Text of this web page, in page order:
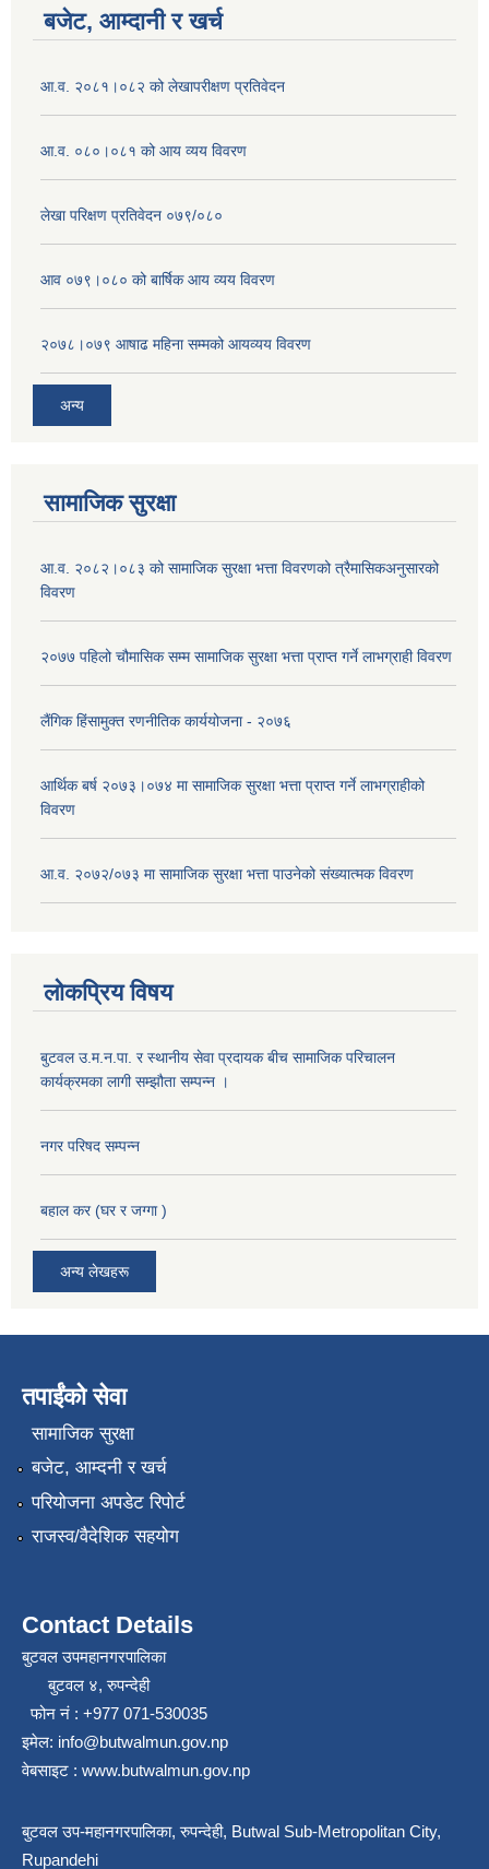
बजेट, आम्दानी र खर्च
आ.व. २०८१।०८२ को लेखापरीक्षण प्रतिवेदन
आ.व. ०८०।०८१ को आय व्यय विवरण
लेखा परिक्षण प्रतिवेदन ०७९/०८०
आव ०७९।०८० को बार्षिक आय व्यय विवरण
२०७८।०७९ आषाढ महिना सम्मको आयव्यय विवरण
अन्य
सामाजिक सुरक्षा
आ.व. २०८२।०८३ को सामाजिक सुरक्षा भत्ता विवरणको त्रैमासिकअनुसारको
विवरण
२०७७ पहिलो चौमासिक सम्म सामाजिक सुरक्षा भत्ता प्राप्त गर्ने लाभग्राही विवरण
लैंगिक हिंसामुक्त रणनीतिक कार्ययोजना - २०७६
आर्थिक बर्ष २०७३।०७४ मा सामाजिक सुरक्षा भत्ता प्राप्त गर्ने लाभग्राहीको
विवरण
आ.व. २०७२/०७३ मा सामाजिक सुरक्षा भत्ता पाउनेको संख्यात्मक विवरण
लोकप्रिय विषय
बुटवल उ.म.न.पा. र स्थानीय सेवा प्रदायक बीच सामाजिक परिचालन
कार्यक्रमका लागी सम्झौता सम्पन्न ।
नगर परिषद सम्पन्न
बहाल कर (घर र जग्गा )
अन्य लेखहरू
तपाईंको सेवा
सामाजिक सुरक्षा
बजेट, आम्दनी र खर्च
परियोजना अपडेट रिपोर्ट
राजस्व/वैदेशिक सहयोग
Contact Details
बुटवल उपमहानगरपालिका
बुटवल ४, रुपन्देही
फोन नं : +977 071-530035
इमेल: info@butwalmun.gov.np
वेबसाइट : www.butwalmun.gov.np
बुटवल उप-महानगरपालिका, रुपन्देही, Butwal Sub-Metropolitan City,
Rupandehi